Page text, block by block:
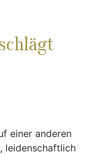
einer anderen
leidenschaftlich